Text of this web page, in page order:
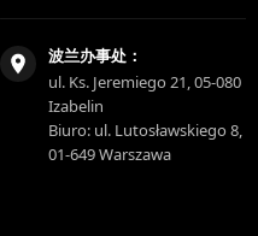
波兰办事处：
ul. Ks. Jeremiego 21, 05-080
Izabelin
Biuro: ul. Lutosławskiego 8,
01-649 Warszawa